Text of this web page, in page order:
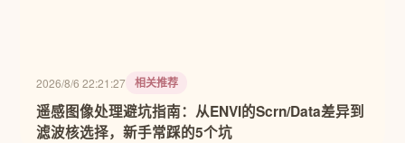
2026/8/6 22:21:27 相关推荐
遥感图像处理避坑指南：从ENVI的Scrn/Data差异到
滤波核选择，新手常踩的5个坑